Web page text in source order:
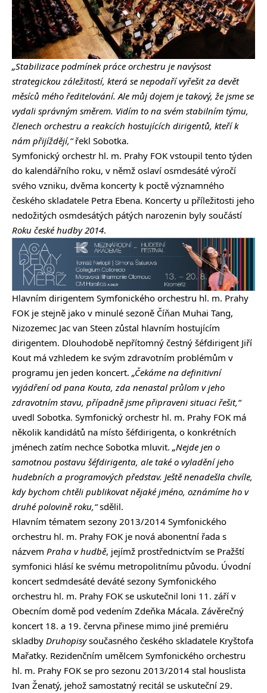
„Stabilizace podmínek práce orchestru je navýsost
strategickou záležitostí, která se nepodaří vyřešit za devět
měsíců mého ředitelování. Ale můj dojem je takový, že jsme se
vydali správným směrem. Vidím to na svém stabilním týmu,
členech orchestru a reakcích hostujících dirigentů, kteří k
nám přijíždějí,“řekl Sobotka.
Symfonický orchestr hl. m. Prahy FOK vstoupil tento týden
do kalendářního roku, v němž oslaví osmdesáté výročí
svého vzniku, dvěma koncerty k poctě významného
českého skladatele Petra Ebena. Koncerty u příležitosti jeho
nedožitých osmdesátých pátých narozenin byly součástí
Roku české hudby 2014.
Hlavním dirigentem Symfonického orchestru hl. m. Prahy
FOK je stejně jako v minulé sezoně Číňan Muhai Tang,
Nizozemec Jac van Steen zůstal hlavním hostujícím
dirigentem. Dlouhodobě nepřítomný čestný šéfdirigent Jiří
Kout má vzhledem ke svým zdravotním problémům v
programu jen jeden koncert. „Čekáme na definitivní
vyjádření od pana Kouta, zda nenastal průlom v jeho
zdravotním stavu, případně jsme připraveni situaci řešit,“
uvedl Sobotka. Symfonický orchestr hl. m. Prahy FOK má
několik kandidátů na místo šéfdirigenta, o konkrétních
jménech zatím nechce Sobotka mluvit. „Nejde jen o
samotnou postavu šéfdirigenta, ale také o vyladění jeho
hudebních a programových představ. Ještě nenadešla chvíle,
kdy bychom chtěli publikovat nějaké jméno, oznámíme ho v
druhé polovině roku,“sdělil.
Hlavním tématem sezony 2013/2014 Symfonického
orchestru hl. m. Prahy FOK je nová abonentní řada s
názvem Praha v hudbě, jejímž prostřednictvím se Pražští
symfonici hlásí ke svému metropolitnímu původu. Úvodní
koncert sedmdesáté deváté sezony Symfonického
orchestru hl. m. Prahy FOK se uskutečnil loni 11. září v
Obecním domě pod vedením Zdeňka Mácala. Závěrečný
koncert 18. a 19. června přinese mimo jiné premiéru
skladby Druhopisysoučasného českého skladatele Kryštofa
Mařatky. Rezidenčním umělcem Symfonického orchestru
hl. m. Prahy FOK se pro sezonu 2013/2014 stal houslista
Ivan Ženatý, jehož samostatný recitál se uskuteční 29.